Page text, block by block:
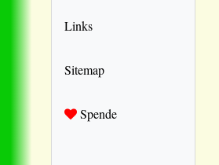
Links
Sitemap
Spende